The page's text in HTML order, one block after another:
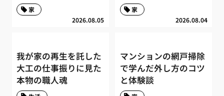
2026.08.05
家
2026.08.04
家
我が家の再生を託した
大工の仕事振りに見た
本物の職人魂
マンションの網戸掃除
で学んだ外し方のコツ
と体験談